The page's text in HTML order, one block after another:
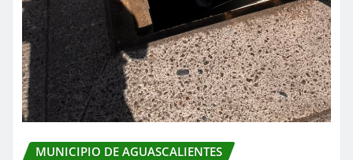
MUNICIPIO DE AGUASCALIENTES